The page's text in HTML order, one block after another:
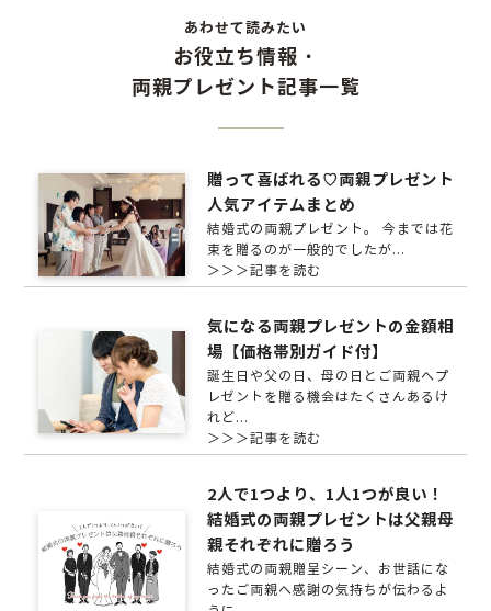
あわせて読みたい
お役立ち情報・
両親プレゼント記事一覧
贈って喜ばれる♡両親プレゼント
人気アイテムまとめ
結婚式の両親プレゼント。 今までは花
束を贈るのが一般的でしたが...
＞＞＞記事を読む
気になる両親プレゼントの金額相
場【価格帯別ガイド付】
誕生日や父の日、母の日とご両親へプ
レゼントを贈る機会はたくさんあるけ
れど...
＞＞＞記事を読む
2人で1つより、1人1つが良い！
結婚式の両親プレゼントは父親母
親それぞれに贈ろう
結婚式の両親贈呈シーン、お世話にな
ったご両親へ感謝の気持ちが伝わるよ